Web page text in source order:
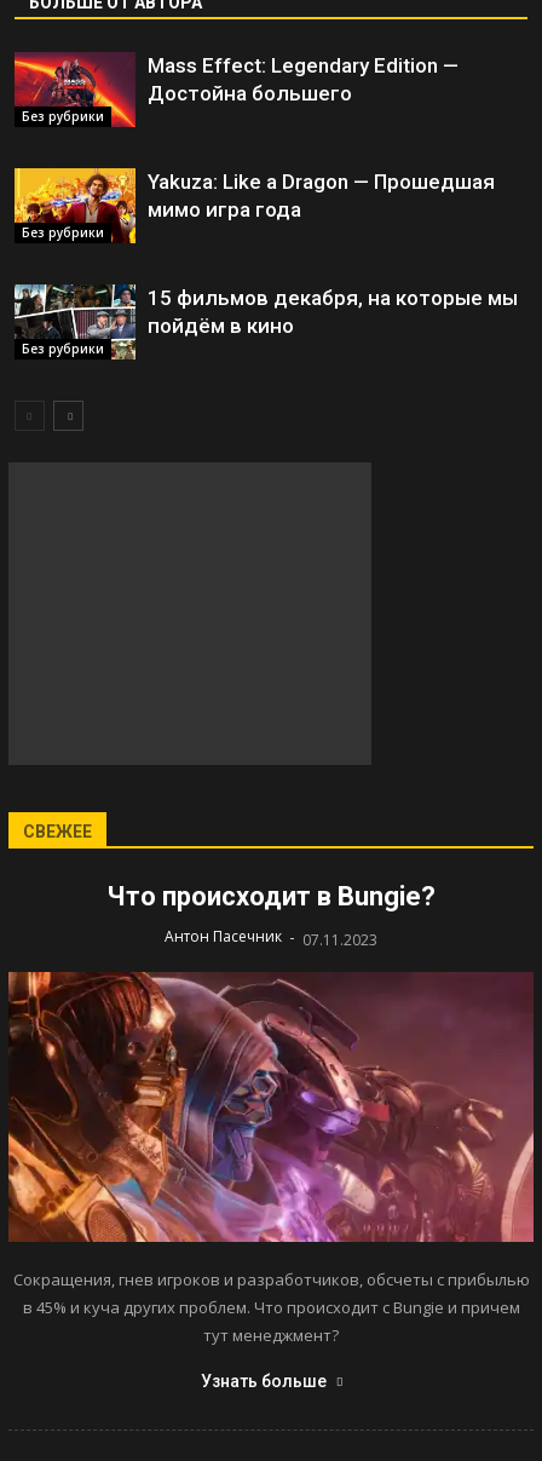
Без рубрики
Mass Effect: Legendary Edition —
Достойна большего
Без рубрики
Yakuza: Like a Dragon — Прошедшая
мимо игра года
Без рубрики
15 фильмов декабря, на которые мы
пойдём в кино
СВЕЖЕЕ
Что происходит в Bungie?
Антон Пасечник - 07.11.2023
Сокращения, гнев игроков и разработчиков, обсчеты с прибылью
в 45% и куча других проблем. Что происходит с Bungie и причем
тут менеджмент?
Узнать больше